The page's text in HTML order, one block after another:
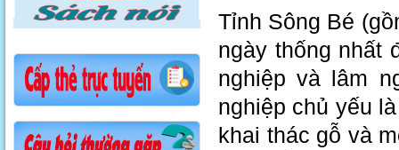
Tỉnh Sông Bé
ngày thống nhất
nghiệp và lâm
nghiệp chủ yếu
khai thác gỗ và